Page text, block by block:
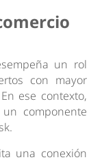
un rol
con mayor
ese contexto,
componente
una conexión